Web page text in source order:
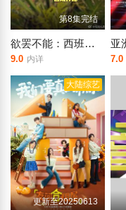
第8集完结
欲罢不能：西班牙篇
9.0 内详
亚
7.0
大陆综艺
更新至20250613